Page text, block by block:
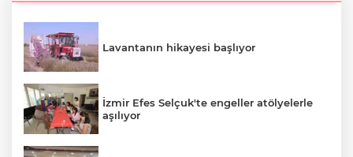
Lavantanın hikayesi başlıyor
İzmir Efes Selçuk'te engeller atölyelerle
aşılıyor